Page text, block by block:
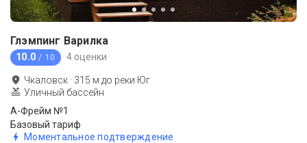
Глэмпинг Варилка
10.0 / 10 4 оценки
Чкаловск · 315 м до реки Юг
Уличный бассейн
А-Фрейм №1
Базовый тариф
Моментальное подтверждение